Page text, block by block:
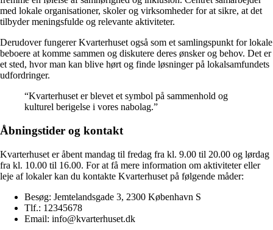
med lokale organisationer, skoler og virksomheder for at sikre, at det
tilbyder meningsfulde og relevante aktiviteter.
Derudover fungerer Kvarterhuset også som et samlingspunkt for lokale
beboere at komme sammen og diskutere deres ønsker og behov. Det er
et sted, hvor man kan blive hørt og finde løsninger på lokalsamfundets
udfordringer.
“Kvarterhuset er blevet et symbol på sammenhold og
kulturel berigelse i vores nabolag.”
Åbningstider og kontakt
Kvarterhuset er åbent mandag til fredag ​​fra kl. 9.00 til 20.00 og lørdag
fra kl. 10.00 til 16.00. For at få mere information om aktiviteter eller
leje af lokaler kan du kontakte Kvarterhuset på følgende måder:
Besøg: Jemtelandsgade 3, 2300 København S
Tlf.: 12345678
Email: info@kvarterhuset.dk